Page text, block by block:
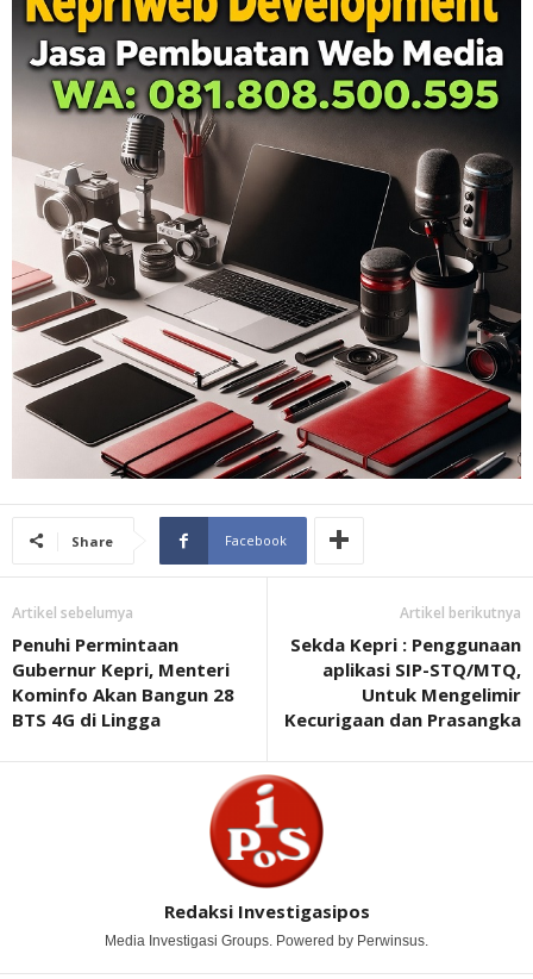
Share Facebook
Artikel sebelumya
Penuhi Permintaan
Gubernur Kepri, Menteri
Kominfo Akan Bangun 28
BTS 4G di Lingga
Artikel berikutnya
Sekda Kepri : Penggunaan
aplikasi SIP-STQ/MTQ,
Untuk Mengelimir
Kecurigaan dan Prasangka
Redaksi Investigasipos
Media Investigasi Groups. Powered by Perwinsus.